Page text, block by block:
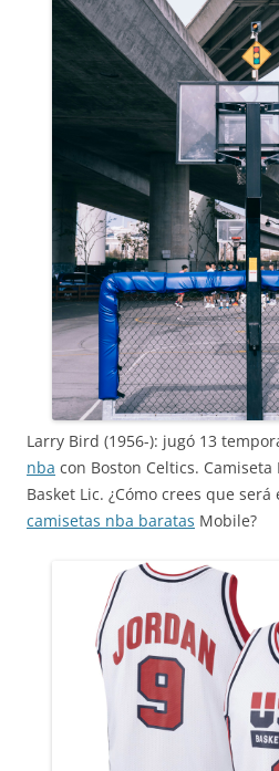
Larry Bird (1956-): jugó 13
nba con Boston Celtics.
Basket Lic. ¿Cómo crees que
camisetas nba baratas Mobile?